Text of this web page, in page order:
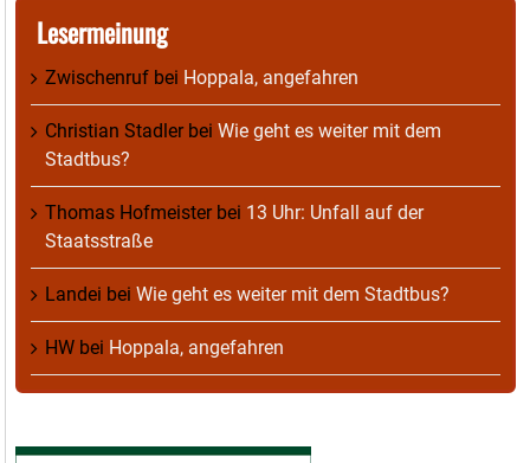
Lesermeinung
Zwischenruf bei Hoppala, angefahren
Christian Stadlerbei Wie geht es weiter mit dem
Stadtbus?
Thomas Hofmeisterbei 13 Uhr: Unfall auf der
Staatsstraße
Landei bei Wie geht es weiter mit dem Stadtbus?
HW bei Hoppala, angefahren